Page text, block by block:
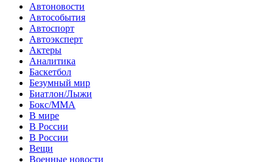
Автоновости
Автособытия
Автоспорт
Автоэксперт
Актеры
Аналитика
Баскетбол
Безумный мир
Биатлон/Лыжи
Бокс/MMA
В мире
В России
В России
Вещи
Военные новости